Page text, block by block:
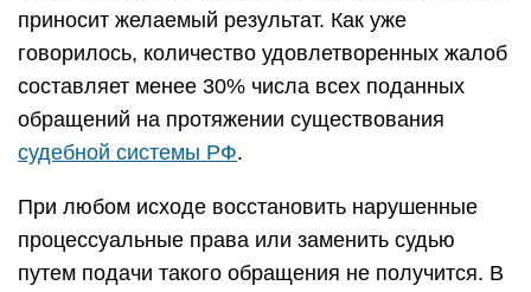
приносит желаемый результат. Как уже
говорилось, количество удовлетворенных жалоб
составляет менее 30% числа всех поданных
обращений на протяжении существования
судебной системы РФ.
При любом исходе восстановить нарушенные
процессуальные права или заменить судью
путем подачи такого обращения не получится. В